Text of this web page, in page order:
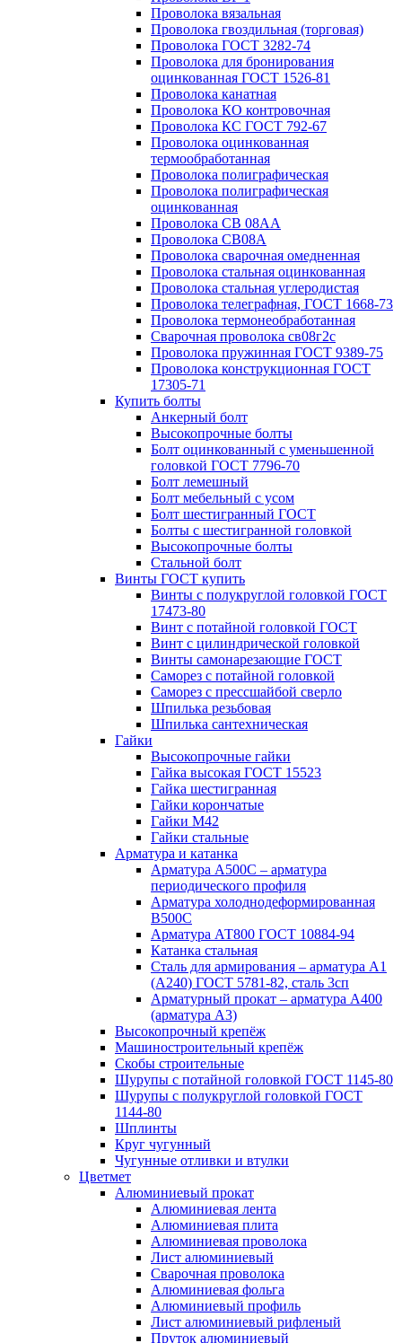
Проволока вязальная
Проволока гвоздильная (торговая)
Проволока ГОСТ 3282-74
Проволока для бронирования
оцинкованная ГОСТ 1526-81
Проволока канатная
Проволока КО контровочная
Проволока КС ГОСТ 792-67
Проволока оцинкованная
термообработанная
Проволока полиграфическая
Проволока полиграфическая
оцинкованная
Проволока СВ 08АА
Проволока СВ08А
Проволока сварочная омедненная
Проволока стальная оцинкованная
Проволока стальная углеродистая
Проволока телеграфная, ГОСТ 1668-73
Проволока термонеобработанная
Сварочная проволока св08г2с
Проволока пружинная ГОСТ 9389-75
Проволока конструкционная ГОСТ
17305-71
Купить болты
Анкерный болт
Высокопрочные болты
Болт оцинкованный с уменьшенной
головкой ГОСТ 7796-70
Болт лемешный
Болт мебельный с усом
Болт шестигранный ГОСТ
Болты с шестигранной головкой
Высокопрочные болты
Стальной болт
Винты ГОСТ купить
Винты с полукруглой головкой ГОСТ
17473-80
Винт с потайной головкой ГОСТ
Винт с цилиндрической головкой
Винты самонарезающие ГОСТ
Саморез с потайной головкой
Саморез с прессшайбой сверло
Шпилька резьбовая
Шпилька сантехническая
Гайки
Высокопрочные гайки
Гайка высокая ГОСТ 15523
Гайка шестигранная
Гайки корончатые
Гайки М42
Гайки стальные
Арматура и катанка
Арматура А500С – арматура
периодического профиля
Арматура холоднодеформированная
В500С
Арматура АТ800 ГОСТ 10884-94
Катанка стальная
Сталь для армирования – арматура А1
(А240) ГОСТ 5781-82, сталь 3сп
Арматурный прокат – арматура А400
(арматура А3)
Высокопрочный крепёж
Машиностроительный крепёж
Скобы строительные
Шурупы с потайной головкой ГОСТ 1145-80
Шурупы с полукруглой головкой ГОСТ
1144-80
Шплинты
Круг чугунный
Чугунные отливки и втулки
Цветмет
Алюминиевый прокат
Алюминиевая лента
Алюминиевая плита
Алюминиевая проволока
Лист алюминиевый
Сварочная проволока
Алюминиевая фольга
Алюминиевый профиль
Лист алюминиевый рифленый
Пруток алюминиевый